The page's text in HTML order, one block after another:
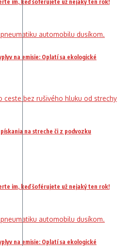
im, keď šoférujete už nejaký ten rok!
na emisie: Oplatí sa ekologické
na streche či z podvozku
im, keď šoférujete už nejaký ten rok!
na emisie: Oplatí sa ekologické